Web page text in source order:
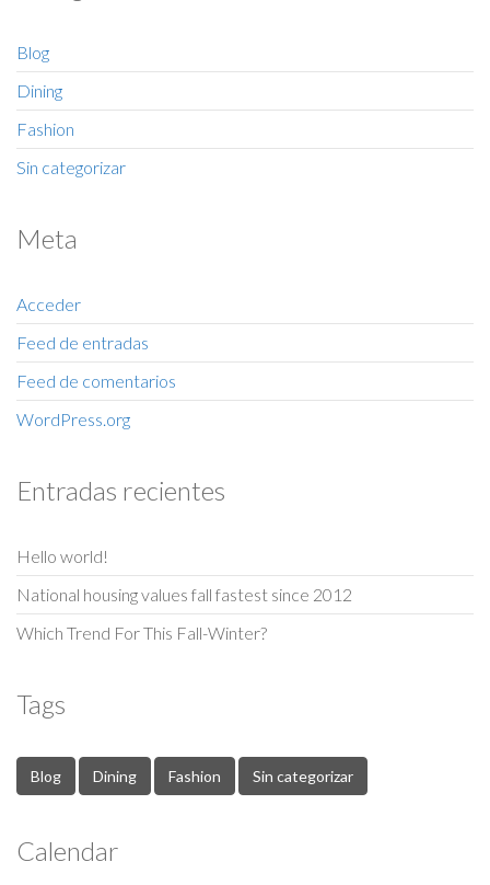
Blog
Dining
Fashion
Sin categorizar
Meta
Acceder
Feed de entradas
Feed de comentarios
WordPress.org
Entradas recientes
Hello world!
National housing values fall fastest since 2012
Which Trend For This Fall-Winter?
Tags
Blog Dining Fashion Sin categorizar
Calendar